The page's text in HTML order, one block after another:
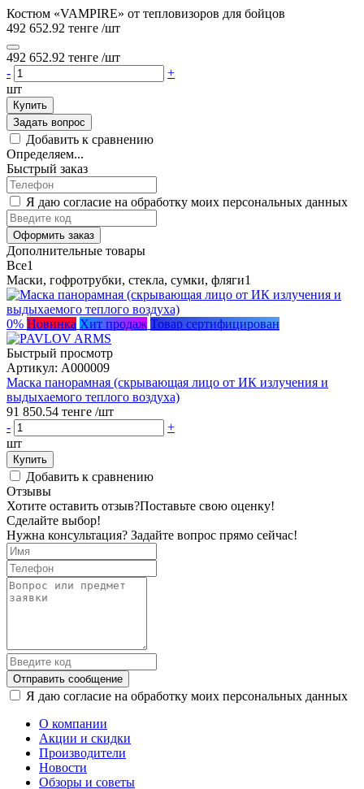
Костюм «VAMPIRE» от тепловизоров для бойцов
492 652.92 тенге /шт
492 652.92 тенге /шт
-
+
шт
Купить
Задать вопрос
Добавить к сравнению
Определяем...
Быстрый заказ
Я даю согласие на обработку моих персональных данных
Оформить заказ
Дополнительные товары
Все1
Маски, гофротрубки, стекла, сумки, фляги1
0% Новинка Хит продаж Товар сертифицирован
Быстрый просмотр
Артикул: А000009
Маска панорамная (скрывающая лицо от ИК излучения и
выдыхаемого теплого воздуха)
91 850.54 тенге /шт
-
+
шт
Купить
Добавить к сравнению
Отзывы
Хотите оставить отзыв?Поставьте свою оценку!
Сделайте выбор!
Нужна консультация? Задайте вопрос прямо сейчас!
Отправить сообщение
Я даю согласие на обработку моих персональных данных
О компании
Акции и скидки
Производители
Новости
Обзоры и советы